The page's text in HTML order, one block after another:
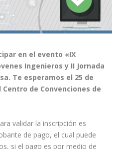
en el evento «IX
Ingenieros y II Jornada
Te esperamos el 25 de
de Convenciones de
validar la inscripción es
de pago, el cual puede
si el pago es por medio de